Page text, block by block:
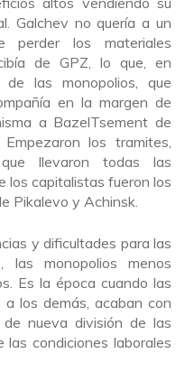
Galchev no quería a un
perder los materiales
de GPZ, lo que, en
las monopolios, que
en la margen de
a BazelTsement de
los tramites,
llevaron todas las
los capitalistas fueron los
Pikalevo y Achinsk.
y dificultades para las
las monopolios menos
Es la época cuando las
los demás, acaban con
nueva división de las
las condiciones laborales